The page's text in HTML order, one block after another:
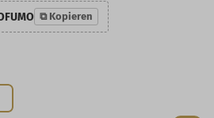
⧉ Kopieren